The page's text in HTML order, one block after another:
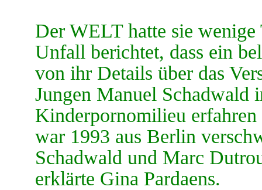
Der WELT hatte sie
Unfall berichtet, dass ein
von ihr Details über das
Jungen Manuel Schadwald
Kinderpornomilieu
war 1993 aus Berlin
Schadwald und Marc
erklärte Gina Pardaens.